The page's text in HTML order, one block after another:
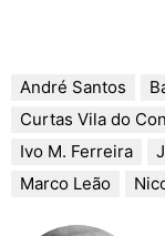
André Santos
Curtas Vila do
Ivo M. Ferreira
Marco Leão